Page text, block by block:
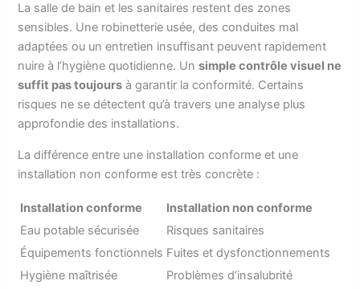
La salle de bain et les sanitaires restent des zones
sensibles. Une robinetterie usée, des conduites mal
adaptées ou un entretien insuffisant peuvent rapidement
nuire à l’hygiène quotidienne. Unsimple contrôle visuel ne
suffit pas toujours à garantir la conformité. Certains
risques ne se détectent qu’à travers une analyse plus
approfondie des installations.
La différence entre une installation conforme et une
installation non conforme est très concrète :
Installation conforme
Installation non conforme
Eau potable sécurisée
Risques sanitaires
Équipements fonctionnels Fuites et dysfonctionnements
Hygiène maîtrisée
Problèmes d’insalubrité